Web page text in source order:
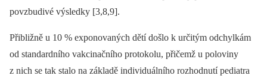
povzbudivé výsledky [3,8,9].
Přibližně u 10 % exponovaných dětí došlo k určitým odchylkám
od standardního vakcinačního protokolu, přičemž u poloviny
z nich se tak stalo na základě individuálního rozhodnutí pediatra